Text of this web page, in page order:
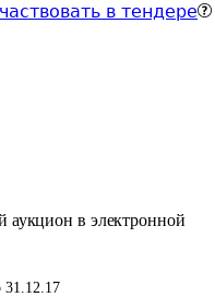
в тендере
аукцион в электронной
31.12.17